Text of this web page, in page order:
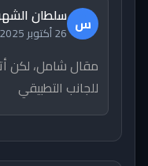
س سلطان
26 أكتوبر 2025
مقال شامل، لكن
للجانب التطبيقي